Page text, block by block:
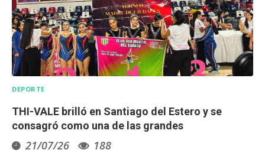
DEPORTE
THI-VALE brilló en Santiago del Estero y se
consagró como una de las grandes
21/07/26 188